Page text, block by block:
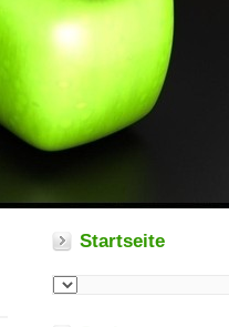
Startseite